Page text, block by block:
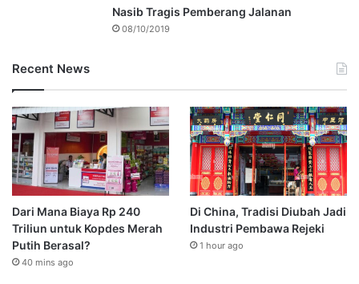
Nasib Tragis Pemberang Jalanan
08/10/2019
Recent News
Dari Mana Biaya Rp 240
Triliun untuk Kopdes Merah
Putih Berasal?
40 mins ago
Di China, Tradisi Diubah Jadi
Industri Pembawa Rejeki
1 hour ago